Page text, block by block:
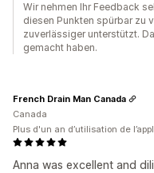
Wir nehmen Ihr Feedback
diesen Punkten spürbar zu
zuverlässiger unterstützt.
gemacht haben.
Anna was excellent and
French Drain Man Canada
Canada
Plus d'un an d’utilisation de